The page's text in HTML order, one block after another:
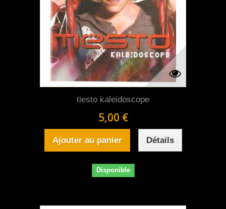
tiesto kaleidoscope
5,00 €
Ajouter au panier Détails
Disponible